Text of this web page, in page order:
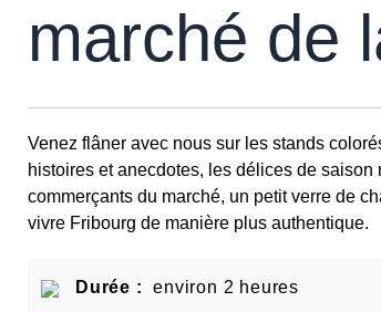
marché de
Venez flâner avec nous sur les stands
histoires et anecdotes, les délices de
commerçants du marché, un petit verre de
vivre Fribourg de manière plus authentique.
Durée : environ 2 heures